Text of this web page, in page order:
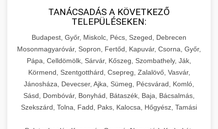
TANÁCSADÁS A KÖVETKEZŐ
TELEPÜLÉSEKEN:
Budapest, Győr, Miskolc, Pécs, Szeged, Debrecen
Mosonmagyaróvár, Sopron, Fertőd, Kapuvár, Csorna, Győr,
Pápa, Celldömölk, Sárvár, Kőszeg, Szombathely, Ják,
Körmend, Szentgotthárd, Csepreg, Zalalövő, Vasvár,
Jánosháza, Devecser, Ajka, Sümeg, Pécsvárad, Komló,
Sásd, Dombóvár, Bonyhád, Bátaszék, Baja, Bácsalmás,
Szekszárd, Tolna, Fadd, Paks, Kalocsa, Hőgyész, Tamási